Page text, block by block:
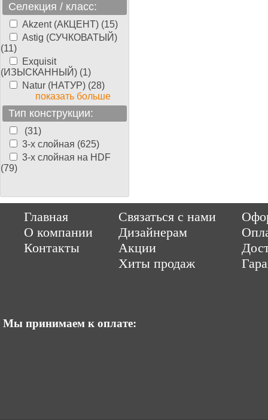
Селекция / класс:
Akzent (АКЦЕНТ) (15)
Astig (СУЧКОВАТЫЙ)
(11)
Exquisit
(ИЗЫСКАННЫЙ) (1)
Natur (НАТУР) (28)
показать больше
Тип конструкции:
(31)
3-х слойная (625)
3-х слойная на HDF
(79)
Главная
О компании
Контакты
Связаться с нами
Дизайнерам
Акции
Хиты продаж
Мы принимаем к оплате:
ItCompany Продвижение сайтов by «ВзлЁт»